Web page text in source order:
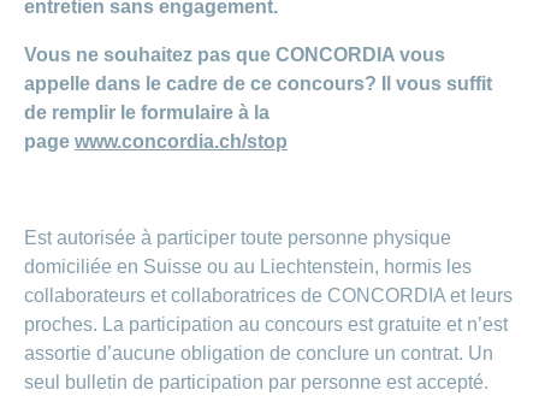
et
Indemnités
journalières
couple
mon
bébé
ou
enfant
de vie
ou
la
rubrique
Déménagement
En
Suisse
depuis
mentale
des
hôpitaux
Trousse
à
outils
Recherche
de
services
de
conseil
Click
&
rubrique
symptômes
ligne:
concordiaMed
Check
d’urgence
santé
24
sur
24
Renseignements
sur
une
et être
parents
ou
la
rubrique
Réaliser
son
Grossesse
et
accouchement
Bébé
est
là
Prestations
d’adresse
Changement
de
compte
Changement
de
langue
Changement
de
médecin
myDoc
rubrique
la
des
ou
la
rubrique
Réaliser
économies
sur
économies
sur
les
Réaliser
des
économies
Portail clientèle
myCONCORDIA
Afficher
ou
masquer
Conditions
d’assurance
Donner
procuration
CONCORDIA
Forme
CONCORDIA
Santé
de
Recettes
de
Conci
masquer
rubrique
des
piscines
Festikids
Openair
Concours
Afficher
ou
masquer
la
rubrique
Jeux-
concours
pour
au
sort
Openair
Tirage
au
sort
sommes-
nous
Afficher
ou
masquer
la
rubrique
Organisation
Comité
directeur
Association
Notre
rubrique
Principes
de
conduite
Protection
des
données
Mission
Pourquoi
choisir
CONCORDIA?
Afficher
ou
masquer
la
rubrique
Satisfaction
de
la
Partenariat
– La
entretien sans engagement.
Vous ne souhaitez pas que CONCORDIA vous
appelle dans le cadre de ce concours? Il vous suffit
de remplir le formulaire à la
page www.concordia.ch/stop
Est autorisée à participer toute personne physique
domiciliée en Suisse ou au Liechtenstein, hormis les
collaborateurs et collaboratrices de CONCORDIA et leurs
proches. La participation au concours est gratuite et n’est
assortie d’aucune obligation de conclure un contrat. Un
seul bulletin de participation par personne est accepté.